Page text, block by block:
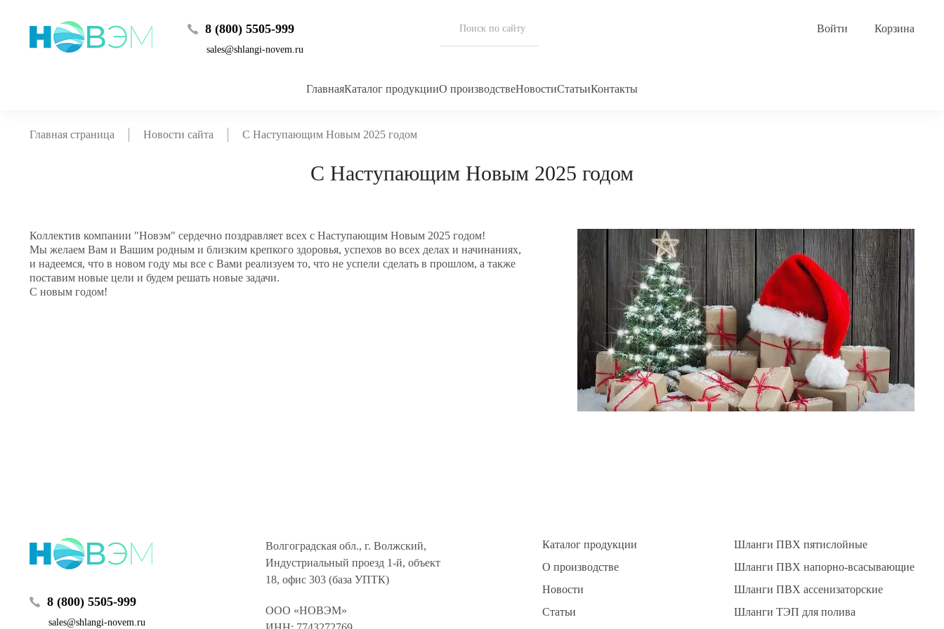
8 (800) 5505-999
sales@shlangi-novem.ru
Корзина
ГлавнаяКаталог продукцииО производствеНовостиСтатьиКонтакты
Главная страница Новости сайта С Наступающим Новым 2025 годом
С Наступающим Новым 2025 годом
Коллектив компании "Новэм" сердечно поздравляет всех с Наступающим Новым 2025 годом!
Мы желаем Вам и Вашим родным и близким крепкого здоровья, успехов во всех делах и начинаниях,
и надеемся, что в новом году мы все с Вами реализуем то, что не успели сделать в прошлом, а также
поставим новые цели и будем решать новые задачи.
С новым годом!
8 (800) 5505-999
sales@shlangi-novem.ru
Волгоградская обл., г. Волжский,
Индустриальный проезд 1-й, объект
18, офис 303 (база УПТК)
ООО «НОВЭМ»
Каталог продукции
О производстве
Новости
Статьи
Шланги ПВХ пятислойные
Шланги ПВХ напорно-всасывающие
Шланги ПВХ ассенизаторские
Шланги ТЭП для полива